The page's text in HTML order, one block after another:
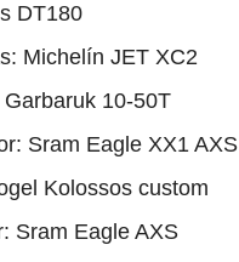
DT180
Michelín JET XC2
10-50T
Sram Eagle XX1 AXS
Kolossos custom
Sram Eagle AXS